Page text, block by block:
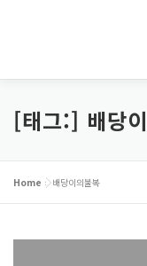
[태그:] 배당
Home »배당이의불복